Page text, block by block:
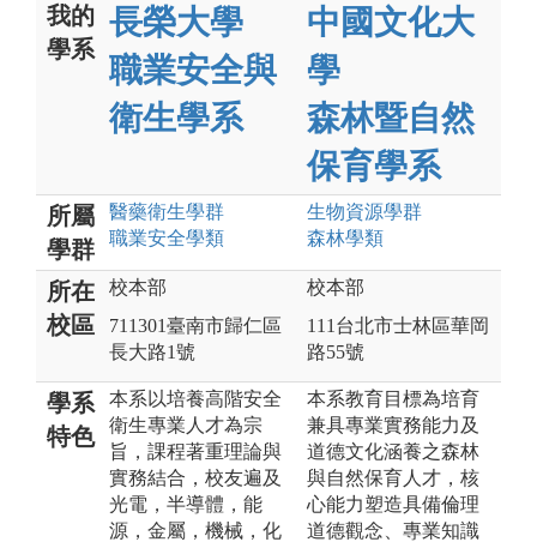
我的
學系
長榮大學
職業安全與
衛生學系
中國文化大
學
森林暨自然
保育學系
所屬
學群
醫藥衛生學群
職業安全學類
生物資源學群
森林學類
所在
校區
校本部
711301臺南市歸仁區
長大路1號
校本部
111台北市士林區華岡
路55號
學系
特色
本系以培養高階安全
衛生專業人才為宗
旨，課程著重理論與
實務結合，校友遍及
光電，半導體，能
源，金屬，機械，化
本系教育目標為培育
兼具專業實務能力及
道德文化涵養之森林
與自然保育人才，核
心能力塑造具備倫理
道德觀念、專業知識